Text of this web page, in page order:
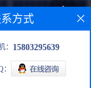
方式
： 15803295639